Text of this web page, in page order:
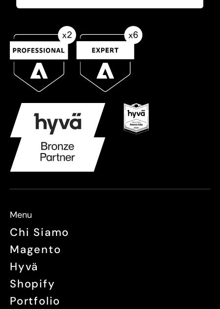
Menu
Chi Siamo
Magento
Hyvä
Shopify
Portfolio